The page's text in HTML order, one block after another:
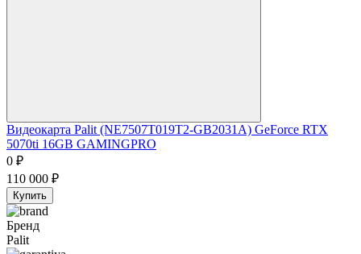
Видеокарта Palit (NE7507T019T2-GB2031A) GeForce RTX
5070ti 16GB GAMINGPRO
0 ₽
110 000 ₽
Купить
Бренд
Palit